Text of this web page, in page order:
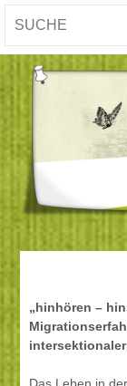
„hinhören –